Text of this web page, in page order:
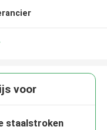
voor
staalstroken